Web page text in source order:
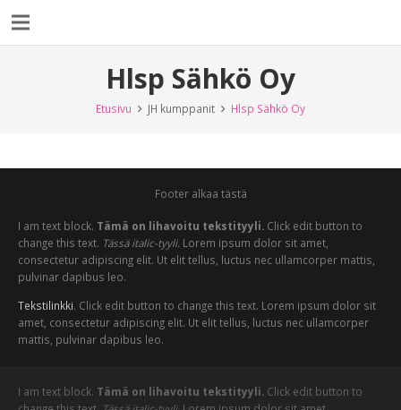
Hlsp Sähkö Oy
Etusivu JH kumppanit Hlsp Sähkö Oy
Footer alkaa tästä
I am text block. Tämä on lihavoitu tekstityyli.Click edit button to
change this text. Tässä italic-tyyli. Lorem ipsum dolor sit amet,
consectetur adipiscing elit. Ut elit tellus, luctus nec ullamcorper mattis,
pulvinar dapibus leo.
Tekstilinkki. Click edit button to change this text. Lorem ipsum dolor sit
amet, consectetur adipiscing elit. Ut elit tellus, luctus nec ullamcorper
mattis, pulvinar dapibus leo.
I am text block. Tämä on lihavoitu tekstityyli. Click edit button to